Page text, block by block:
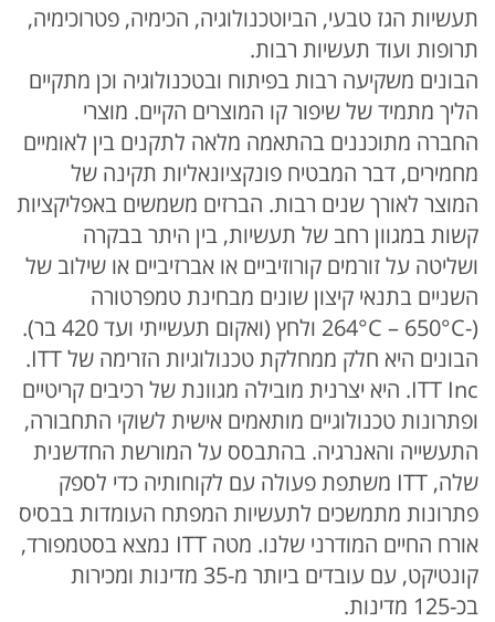
תעשיות הגז טבעי, הביוטכנולוגיה, הכימיה, פטרוכימיה,
תרופות ועוד תעשיות רבות.
הבונים משקיעה רבות בפיתוח ובטכנולוגיה וכן מתקיים
הליך מתמיד של שיפור קו המוצרים הקיים. מוצרי
החברה מתוכננים בהתאמה מלאה לתקנים בין לאומיים
מחמירים, דבר המבטיח פונקציונאליות תקינה של
המוצר לאורך שנים רבות. הברזים משמשים באפליקציות
קשות במגוון רחב של תעשיות, בין היתר בבקרה
ושליטה על זורמים קורוזיביים או אברזיביים או שילוב של
השניים בתנאי קיצון שונים מבחינת טמפרטורה
(-264°C – 650°C ולחץ (ואקום תעשייתי ועד 420 בר).
הבונים היא חלק ממחלקת טכנולוגיות הזרימה של ITT.
ITT Inc. היא יצרנית מובילה מגוונת של רכיבים קריטיים
ופתרונות טכנולוגיים מותאמים אישית לשוקי התחבורה,
התעשייה והאנרגיה. בהתבסס על המורשת החדשנית
שלה, ITT משתפת פעולה עם לקוחותיה כדי לספק
פתרונות מתמשכים לתעשיות המפתח העומדות בבסיס
אורח החיים המודרני שלנו. מטה ITT נמצא בסטמפורד,
קונטיקט, עם עובדים ביותר מ-35 מדינות ומכירות
בכ-125 מדינות.